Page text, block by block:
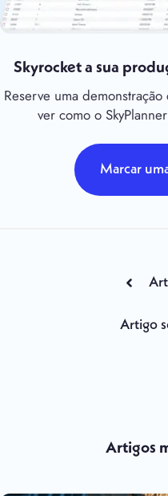
Skyrocket a sua
Reserve uma
ver como o
Marcar
Artigo
Artigos